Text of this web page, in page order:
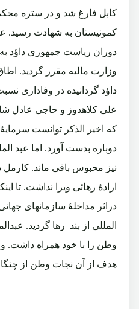
کابل فارغ شد و در ستره
کمونیستان به شهادت رسید.
دوران ریاست جمهوری داؤد
وزارت مالیه مقرر گردید.
داؤد گردانیده در وفاداری
علی کلاهدوز و حاجی عادل
که اخیر الذکر توانست
دوباره بدست آورد. اما عبد
نیز محبوس باقی ماند. کارمل
دراثر مداخلۀ سازمانهای
المللی از بند رها گردید.
وطن را با خود همراه داشت.
هدف از آن نجات وطن از